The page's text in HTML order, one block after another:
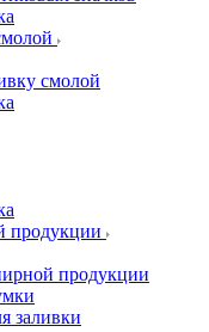
смолой
продукции
продукции
заливки